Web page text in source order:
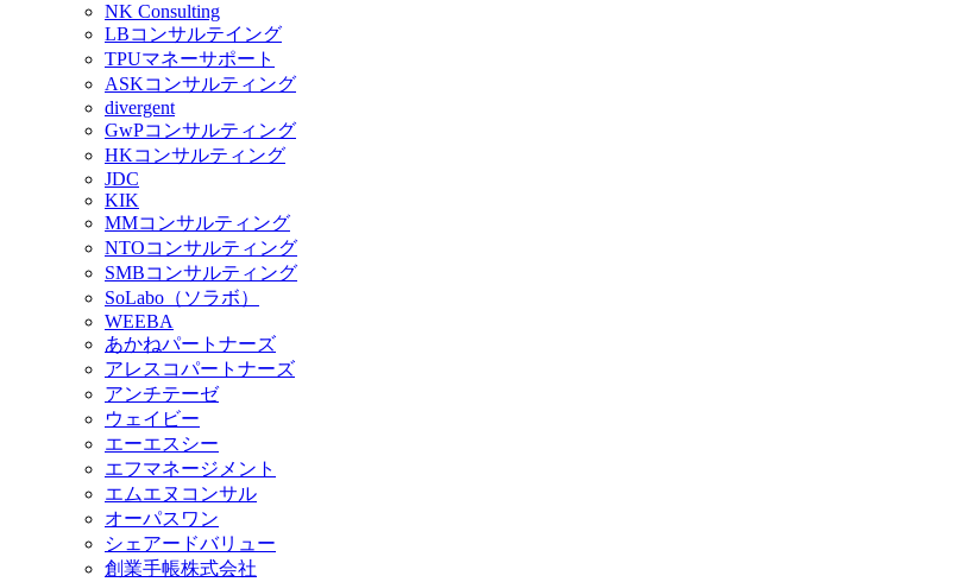
NK Consulting
LBコンサルテイング
TPUマネーサポート
ASKコンサルティング
divergent
GwPコンサルティング
HKコンサルティング
JDC
KIK
MMコンサルティング
NTOコンサルティング
SMBコンサルティング
SoLabo（ソラボ）
WEEBA
あかねパートナーズ
アレスコパートナーズ
アンチテーゼ
ウェイビー
エーエスシー
エフマネージメント
エムエヌコンサル
オーパスワン
シェアードバリュー
創業手帳株式会社